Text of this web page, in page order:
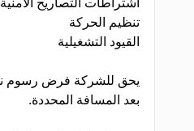
اشتراطات التصاريح الأمنية
تنظيم الحركة
القيود التشغيلية
بعد المسافة المحددة.